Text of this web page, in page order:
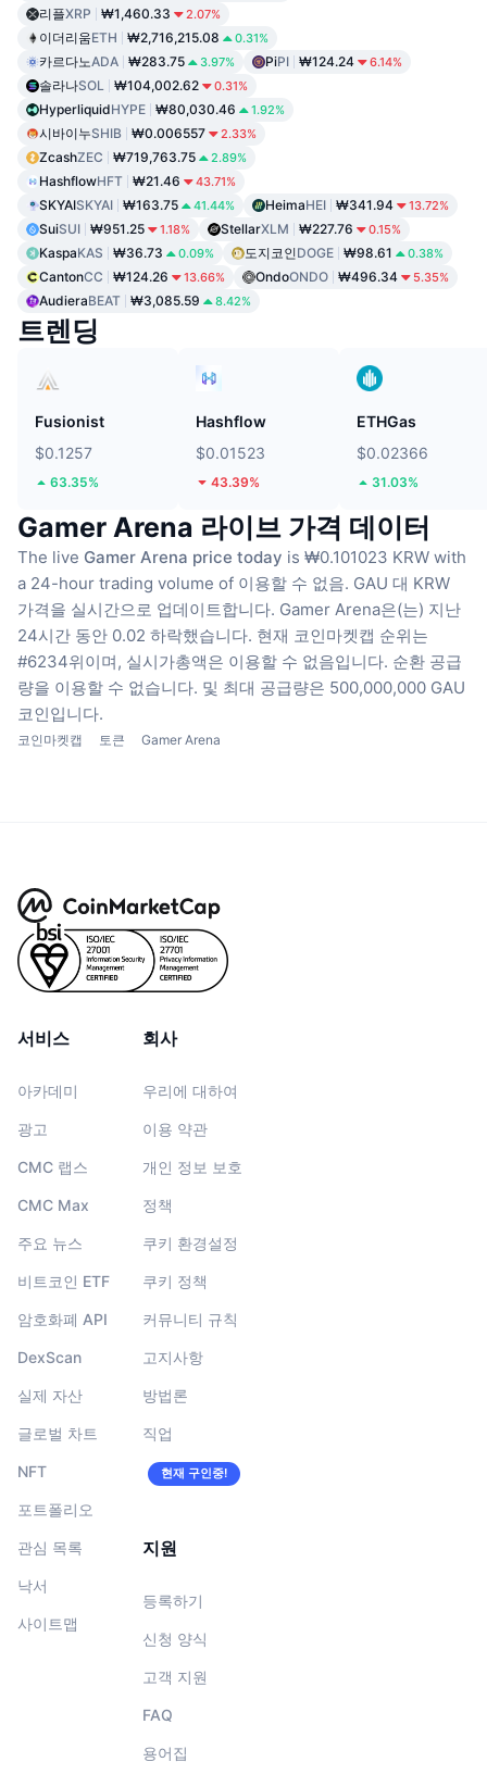
리플XRP ₩1,460.33 2.07%
이더리움ETH ₩2,716,215.08 0.31%
카르다노ADA ₩283.75 3.97% PiPI ₩124.24 6.14%
솔라나SOL ₩104,002.62 0.31%
HyperliquidHYPE ₩80,030.46 1.92%
시바이누SHIB ₩0.006557 2.33%
ZcashZEC ₩719,763.75 2.89%
HashflowHFT ₩21.46 43.71%
SKYAISKYAI ₩163.75 41.44% HeimaHEI ₩341.94 13.72%
SuiSUI ₩951.25 1.18% StellarXLM ₩227.76 0.15%
KaspaKAS ₩36.73 0.09% 도지코인DOGE ₩98.61 0.38%
CantonCC ₩124.26 13.66% OndoONDO ₩496.34 5.35%
AudieraBEAT ₩3,085.59 8.42%
트렌딩
Fusionist
$0.1257
63.35%
Hashflow
$0.01523
43.39%
ETHGas
$0.02366
31.03%
Gamer Arena 라이브 가격 데이터
The live Gamer Arena price today is ₩0.101023 KRW with
a 24-hour trading volume of 이용할 수 없음. GAU 대 KRW
가격을 실시간으로 업데이트합니다. Gamer Arena은(는) 지난
24시간 동안 0.02 하락했습니다. 현재 코인마켓캡 순위는
#6234위이며, 실시가총액은 이용할 수 없음입니다. 순환 공급
량을 이용할 수 없습니다. 및 최대 공급량은 500,000,000 GAU
코인입니다.
코인마켓캡 토큰 Gamer Arena
서비스
아카데미
광고
CMC 랩스
CMC Max
주요 뉴스
비트코인 ETF
암호화폐 API
DexScan
실제 자산
글로벌 차트
NFT
포트폴리오
관심 목록
낙서
사이트맵
회사
우리에 대하여
이용 약관
개인 정보 보호
정책
쿠키 환경설정
쿠키 정책
커뮤니티 규칙
고지사항
방법론
직업
현재 구인중!
지원
등록하기
신청 양식
고객 지원
FAQ
용어집